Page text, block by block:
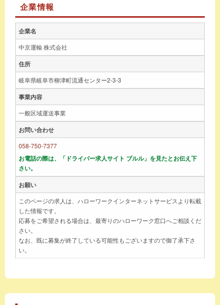
企業情報
企業名
中京運輸 株式会社
住所
岐阜県岐阜市柳津町流通センター2-3-3
事業内容
一般区域運送事業
お問い合わせ
058-750-7377
お電話の際は、「ドライバー求人サイト ブルル」を見たとお伝え下
さい。
お願い
このページの求人は、ハローワークインターネットサービスより転載
した情報です。
応募をご希望される場合は、最寄りのハローワーク窓口へご相談くだ
さい。
なお、既に募集が終了している可能性もございますので御了承下さ
い。